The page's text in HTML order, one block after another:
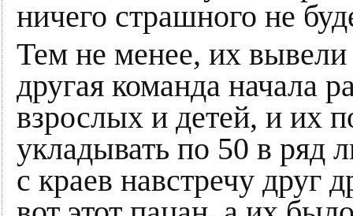
ничего страшного не
Тем не менее, их
другая команда начала
взрослых и детей, и их
укладывать по 50 в ряд
с краев навстречу друг